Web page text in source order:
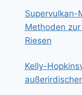
Supervulkan-
Methoden
Riesen
Kelly-